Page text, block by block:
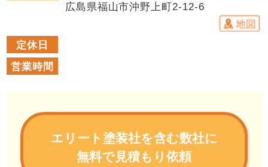
広島県福山市沖野上町2-12-6
定休日
営業時間
エリート塗装社を含む数社に
無料で見積もり依頼